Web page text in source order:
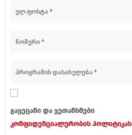
გავეცანი და ვეთანხმები
კონფიდენციალურობის პოლიტიკას